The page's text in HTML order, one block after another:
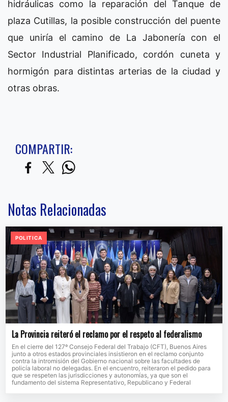
hidráulicas como la reparación del Tanque de
plaza Cutillas, la posible construcción del puente
que uniría el camino de La Jabonería con el
Sector Industrial Planificado, cordón cuneta y
hormigón para distintas arterias de la ciudad y
otras obras.
COMPARTIR:
Notas Relacionadas
POLITICA
La Provincia reiteró el reclamo por el respeto al federalismo
En el cierre del 127º Consejo Federal del Trabajo (CFT), Buenos Aires
junto a otros estados provinciales insistieron en el reclamo conjunto
contra la intromisión del Gobierno nacional sobre las facultades de
policía laboral no delegadas. En el encuentro, reiteraron el pedido para
que se respeten las jurisdicciones y autonomías, ya que son el
fundamento del sistema Representativo, Republicano y Federal